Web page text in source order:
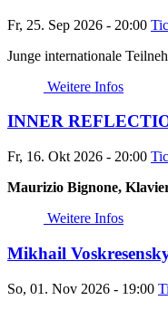
Fr, 25. Sep 2026 - 20:00
Junge internationale
Weitere Infos
INNER
Fr, 16. Okt 2026 - 20:00
Maurizio Bignone,
Weitere Infos
Mikhail
So, 01. Nov 2026 - 19:00